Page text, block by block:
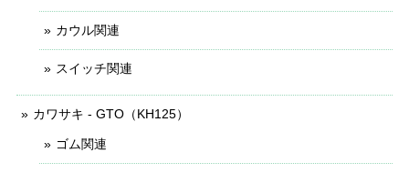
カウル関連
スイッチ関連
カワサキ - GTO（KH125）
ゴム関連